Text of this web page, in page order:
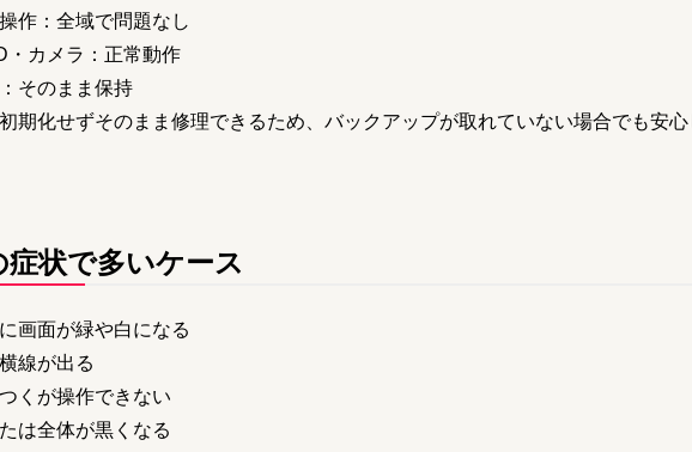
作：全域で問題なし
・カメラ：正常動作
そのまま保持
期化せずそのまま修理できるため、バックアップが取れていない場合でも安
症状で多いケース
画面が緑や白になる
線が出る
くが操作できない
は全体が黒くなる